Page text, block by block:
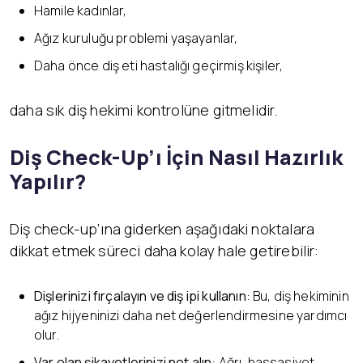
Hamile kadınlar,
Ağız kuruluğu problemi yaşayanlar,
Daha önce diş eti hastalığı geçirmiş kişiler,
daha sık diş hekimi kontrolüne gitmelidir.
Diş Check-Up’ı İçin Nasıl Hazırlık
Yapılır?
Diş check-up’ına giderken aşağıdaki noktalara
dikkat etmek süreci daha kolay hale getirebilir:
Dişlerinizi fırçalayın ve diş ipi kullanın: Bu, diş hekiminin
ağız hijyeninizi daha net değerlendirmesine yardımcı
olur.